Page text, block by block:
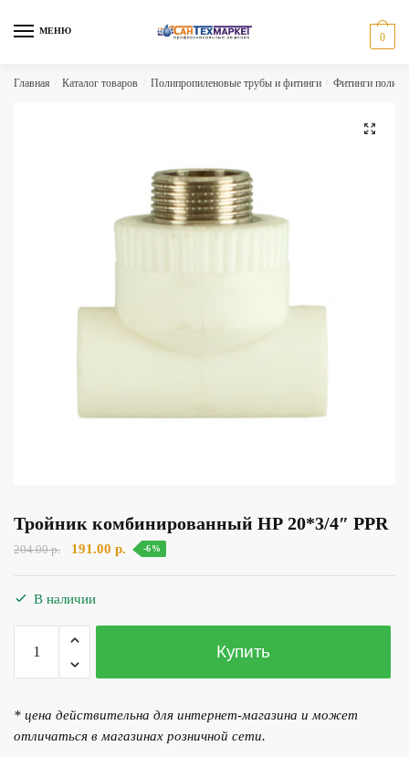
МЕНЮ
0
Главная Каталог товаров Полипропиленовые трубы и фитинги Фитинги
🔍
Тройник комбинированный НР 20*3/4″ PPR
204.00р.
Первоначальная
191.00 р. Текущая
-6%
В наличии
Количество
товара
Тройник
НР
20*3/4"
Купить
* цена действительна для интернет-магазина и может
отличаться в магазинах розничной сети.